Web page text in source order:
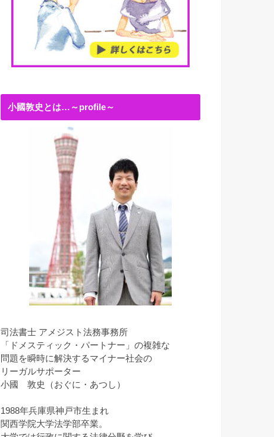
小國敦史とは…～profile～
司法書士 アメジスト法務事務所
「ドメスティック・パートナー」の複雑な
問題を瞬時に解決するマイナー社会の
リーガルサポーター
小國 敦史（おぐに・あつし）
1988年兵庫県神戸市生まれ
関西学院大学法学部卒業。